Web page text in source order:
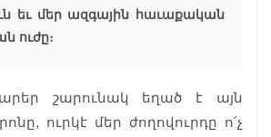
եւ մեր ազգային հաւաքական
ուժը։
շարունակ եղած է այն
ուրկէ մեր ժողովուրդը ո՛չ